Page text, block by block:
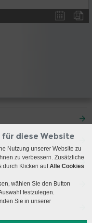
für diese Website
Nutzung unserer Website zu
zu verbessern. Zusätzliche
durch Klicken aufAlle Cookies
wählen Sie den Button
festzulegen.
Sie in unserer